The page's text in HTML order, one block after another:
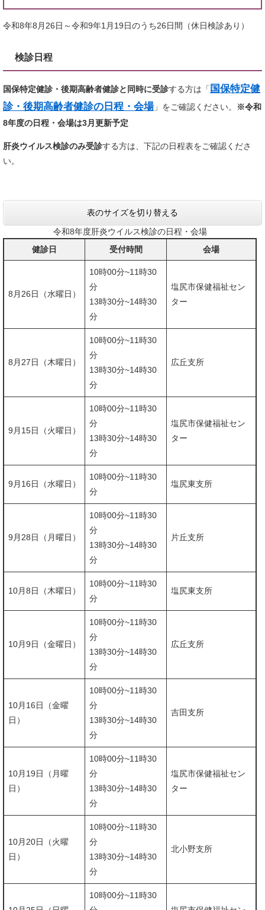
令和8年8月26日～令和9年1月19日のうち26日間（休日検診あり）
検診日程
国保特定健診・後期高齢者健診と同時に受診する方は「 国保特定健
診・後期高齢者健診の日程・会場」をご確認ください。​
※令和
8年度の日程・会場は3月更新予定
肝炎ウイルス検診のみ受診する方は、下記の日程表をご確認くださ
い。
表のサイズを切り替える
令和8年度肝炎ウイルス検診の日程・会場
健診日
受付時間 会場
8月26日（水曜日）
10時00分~11時30
分
13時30分~14時30
分
塩尻市保健福祉セン
ター
8月27日（木曜日）
10時00分~11時30
分
​13時30分~14時30
分
広丘支所
9月15日（火曜日）
10時00分~11時30
分​
13時30分~14時30
分
塩尻市保健福祉セン
ター
9月16日（水曜日）
10時00分~11時30
分
塩尻東支所
9月28日（月曜日）
10時00分~11時30
分​
13時30分~14時30
分
片丘支所
10月8日（木曜日）
10時00分~11時30
分
塩尻東支所
10月9日（金曜日）
10時00分~11時30
分
​13時30分~14時30
分
広丘支所
10月16日（金曜
日）
10時00分~11時30
分
​13時30分~14時30
分
吉田支所
10月19日（月曜
日）
10時00分~11時30
分
13時30分~14時30
分
塩尻市保健福祉セン
ター
10月20日（火曜
日）
10時00分~11時30
分
13時30分~14時30
分
北小野支所
10時00分~11時30